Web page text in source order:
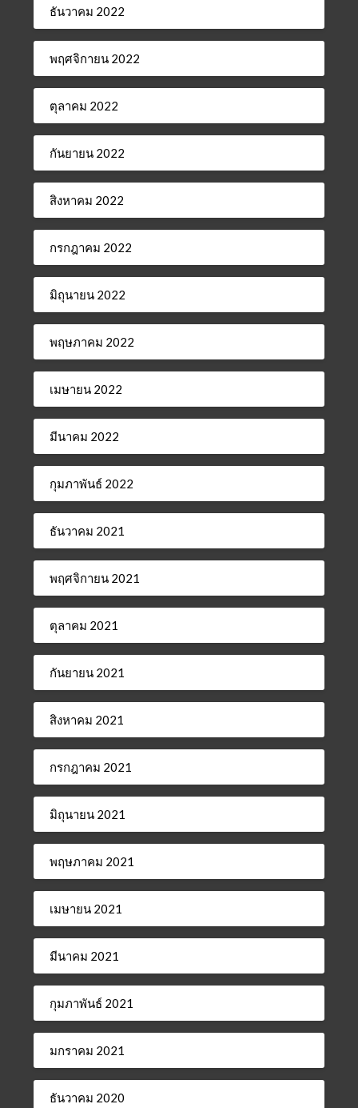
ธันวาคม 2022
พฤศจิกายน 2022
ตุลาคม 2022
กันยายน 2022
สิงหาคม 2022
กรกฎาคม 2022
มิถุนายน 2022
พฤษภาคม 2022
เมษายน 2022
มีนาคม 2022
กุมภาพันธ์ 2022
ธันวาคม 2021
พฤศจิกายน 2021
ตุลาคม 2021
กันยายน 2021
สิงหาคม 2021
กรกฎาคม 2021
มิถุนายน 2021
พฤษภาคม 2021
เมษายน 2021
มีนาคม 2021
กุมภาพันธ์ 2021
มกราคม 2021
ธันวาคม 2020